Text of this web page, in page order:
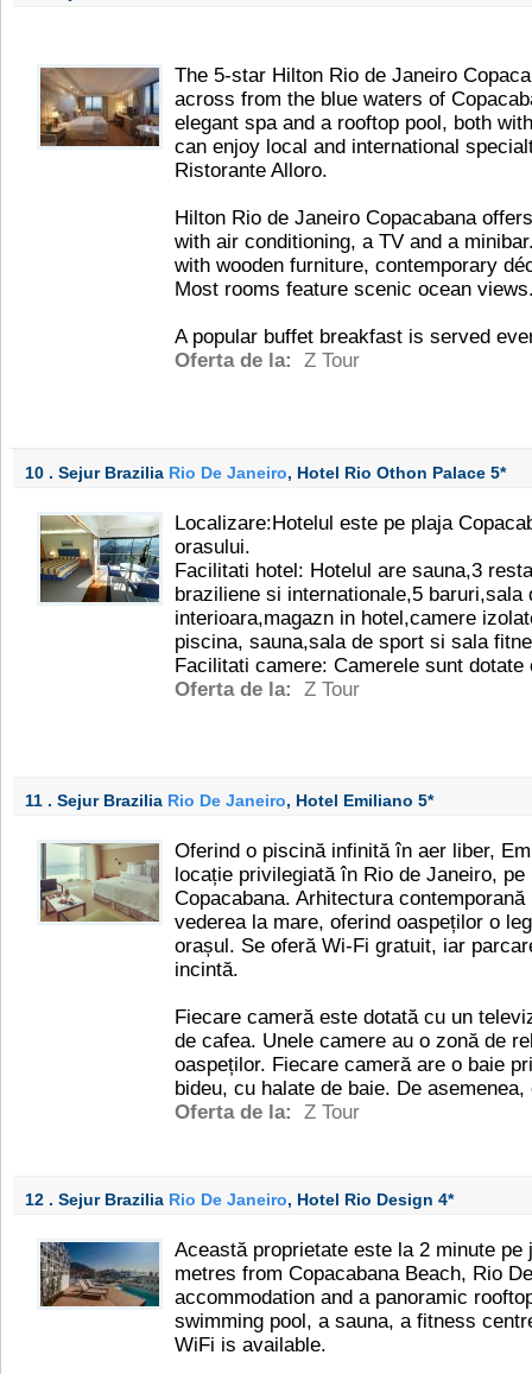
The 5-star Hilton Rio de Janeiro
across from the blue waters of
elegant spa and a rooftop pool, both
can enjoy local and international
Ristorante Alloro.
Hilton Rio de Janeiro Copacabana
with air conditioning, a TV and a
with wooden furniture, contemporary
Most rooms feature scenic ocean
A popular buffet breakfast is served
Oferta de la:
Z Tour
10 . Sejur Brazilia Rio De Janeiro, Hotel Rio Othon Palace 5*
Localizare:Hotelul este pe plaja
orasului.
Facilitati hotel: Hotelul are sauna,3
braziliene si internationale,5 baruri,sala
interioara,magazn in hotel,camere
piscina, sauna,sala de sport si sala
Facilitati camere: Camerele sunt
Oferta de la:
Z Tour
11 . Sejur Brazilia Rio De Janeiro, Hotel Emiliano 5*
Oferind o piscină infinită în aer liber,
locație privilegiată în Rio de Janeiro,
Copacabana. Arhitectura
vederea la mare, oferind oaspeților o
orașul. Se oferă Wi-Fi gratuit, iar
incintă.
Fiecare cameră este dotată cu un
de cafea. Unele camere au o zonă de
oaspeților. Fiecare cameră are o baie
bideu, cu halate de baie. De asemenea,
Oferta de la:
Z Tour
12 . Sejur Brazilia Rio De Janeiro, Hotel Rio Design 4*
Această proprietate este la 2 minute
metres from Copacabana Beach, Rio
accommodation and a panoramic
swimming pool, a sauna, a fitness
WiFi is available.